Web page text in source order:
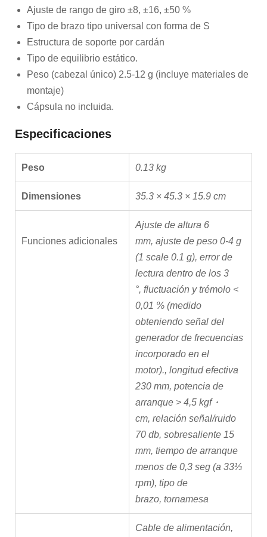
Ajuste de rango de giro ±8, ±16, ±50 %
Tipo de brazo tipo universal con forma de S
Estructura de soporte por cardán
Tipo de equilibrio estático.
Peso (cabezal único) 2.5-12 g (incluye materiales de
montaje)
Cápsula no incluida.
Especificaciones
Peso 0.13 kg
Dimensiones 35.3 × 45.3 × 15.9 cm
Funciones adicionales
Ajuste de altura 6
mm, ajuste de peso 0-4 g
(1 scale 0.1 g), error de
lectura dentro de los 3
°, fluctuación y trémolo <
0,01 % (medido
obteniendo señal del
generador de frecuencias
incorporado en el
motor)., longitud efectiva
230 mm, potencia de
arranque > 4,5 kgf・
cm, relación señal/ruido
70 db, sobresaliente 15
mm, tiempo de arranque
menos de 0,3 seg (a 33⅓
rpm), tipo de
brazo, tornamesa
Cable de alimentación,